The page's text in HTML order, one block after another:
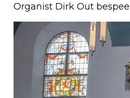
Organist Dirk Out